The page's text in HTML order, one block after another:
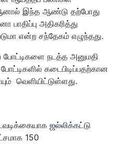
இந்த ஆண்டு தற்போது
பாதிப்பு அதிகரித்து
என்ற சந்தேகம் எழுந்தது.
போட்டிகளை நடத்த அனுமதி
கடைபிடிப்பதற்கான
வெளியிட்டுள்ளது.
ஜல்லிக்கட்டு
150